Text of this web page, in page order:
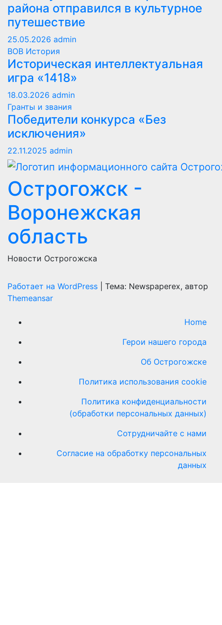
района отправился в культурное
путешествие
25.05.2026 admin
ВОВ История
Историческая интеллектуальная
игра «1418»
18.03.2026 admin
Гранты и звания
Победители конкурса «Без
исключения»
22.11.2025 admin
Острогожск -
Воронежская
область
Новости Острогожска
Работает на WordPress
Тема: Newspaperex, автор
Themeansar
Home
Герои нашего города
Об Острогожске
Политика использования cookie
Политика конфиденциальности
(обработки персональных данных)
Сотрудничайте с нами
Согласие на обработку персональных
данных